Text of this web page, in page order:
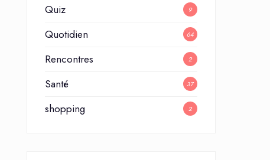
Quiz 9
Quotidien 64
Rencontres 2
Santé 37
shopping 2